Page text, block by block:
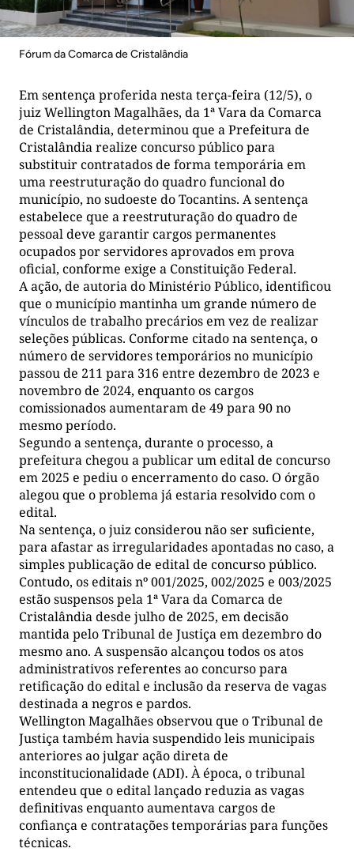
Fórum da Comarca de Cristalândia
Em sentença proferida nesta terça-feira (12/5), o
juiz Wellington Magalhães, da 1ª Vara da Comarca
de Cristalândia, determinou que a Prefeitura de
Cristalândia realize concurso público para
substituir contratados de forma temporária em
uma reestruturação do quadro funcional do
município, no sudoeste do Tocantins. A sentença
estabelece que a reestruturação do quadro de
pessoal deve garantir cargos permanentes
ocupados por servidores aprovados em prova
oficial, conforme exige a Constituição Federal.
A ação, de autoria do Ministério Público, identificou
que o município mantinha um grande número de
vínculos de trabalho precários em vez de realizar
seleções públicas. Conforme citado na sentença, o
número de servidores temporários no município
passou de 211 para 316 entre dezembro de 2023 e
novembro de 2024, enquanto os cargos
comissionados aumentaram de 49 para 90 no
mesmo período.
Segundo a sentença, durante o processo, a
prefeitura chegou a publicar um edital de concurso
em 2025 e pediu o encerramento do caso. O órgão
alegou que o problema já estaria resolvido com o
edital.
Na sentença, o juiz considerou não ser suficiente,
para afastar as irregularidades apontadas no caso, a
simples publicação de edital de concurso público.
Contudo, os editais nº 001/2025, 002/2025 e 003/2025
estão suspensos pela 1ª Vara da Comarca de
Cristalândia desde julho de 2025, em decisão
mantida pelo Tribunal de Justiça em dezembro do
mesmo ano. A suspensão alcançou todos os atos
administrativos referentes ao concurso para
retificação do edital e inclusão da reserva de vagas
destinada a negros e pardos.
Wellington Magalhães observou que o Tribunal de
Justiça também havia suspendido leis municipais
anteriores ao julgar ação direta de
inconstitucionalidade (ADI). À época, o tribunal
entendeu que o edital lançado reduzia as vagas
definitivas enquanto aumentava cargos de
confiança e contratações temporárias para funções
técnicas.